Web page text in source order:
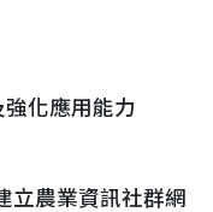
化應用能力
農業資訊社群網